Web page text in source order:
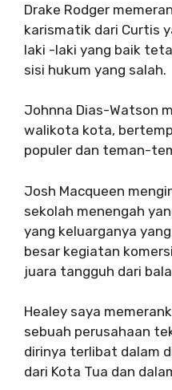
Drake Rodger
karismatik dari Curtis
laki -laki yang baik
sisi hukum yang salah.
Johnna Dias-Watson
walikota kota,
populer dan teman-
Josh Macqueen
sekolah menengah
yang keluarganya
besar kegiatan
juara tangguh dari
Healey saya
sebuah perusahaan
dirinya terlibat dalam
dari Kota Tua dan